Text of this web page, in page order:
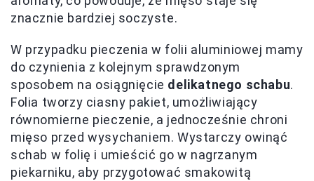
znacznie bardziej soczyste.
W przypadku pieczenia w folii aluminiowej mamy
do czynienia z kolejnym sprawdzonym
sposobem na osiągnięcie delikatnego schabu.
Folia tworzy ciasny pakiet, umożliwiający
równomierne pieczenie, a jednocześnie chroni
mięso przed wysychaniem. Wystarczy owinąć
schab w folię i umieścić go w nagrzanym
piekarniku, aby przygotować smakowitą